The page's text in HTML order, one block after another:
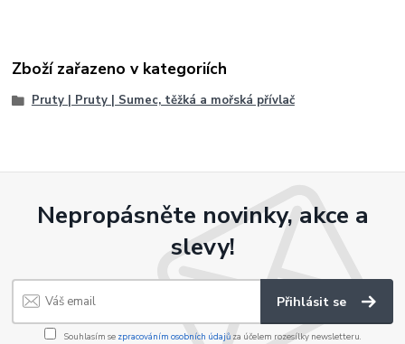
Zboží zařazeno v kategoriích
Pruty | Pruty | Sumec, těžká a mořská přívlač
Nepropásněte novinky, akce a
slevy!
Přihlásit se
Souhlasím se zpracováním osobních údajůza účelem rozesílky newsletteru.